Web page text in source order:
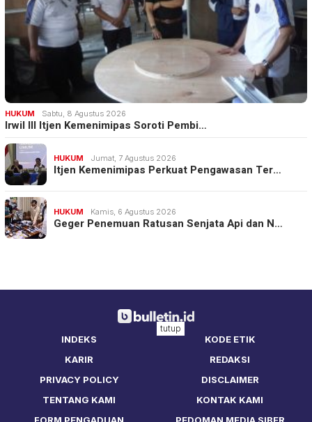
HUKUM Sabtu, 8 Agustus 2026
Irwil III Itjen Kemenimipas Soroti Pembi…
HUKUM Jumat, 7 Agustus 2026
Itjen Kemenimipas Perkuat Pengawasan Ter…
HUKUM Kamis, 6 Agustus 2026
Geger Penemuan Ratusan Senjata Api dan N…
INDEKS
KODE ETIK
KARIR
REDAKSI
PRIVACY POLICY
DISCLAIMER
TENTANG KAMI
KONTAK KAMI
tutup